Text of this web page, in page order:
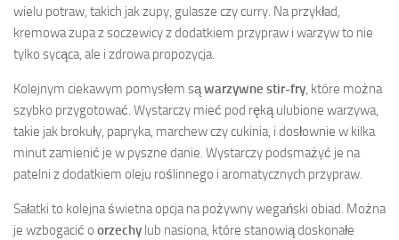
wielu potraw, takich jak zupy, gulasze czy curry. Na przykład,
kremowa zupa z soczewicy z dodatkiem przypraw i warzyw to nie
tylko sycąca, ale i zdrowa propozycja.
Kolejnym ciekawym pomysłem sąwarzywne stir-fry, które można
szybko przygotować. Wystarczy mieć pod ręką ulubione warzywa,
takie jak brokuły, papryka, marchew czy cukinia, i dosłownie w kilka
minut zamienić je w pyszne danie. Wystarczy podsmażyć je na
patelni z dodatkiem oleju roślinnego i aromatycznych przypraw.
Sałatki to kolejna świetna opcja na pożywny wegański obiad. Można
je wzbogacić o orzechy lub nasiona, które stanowią doskonałe